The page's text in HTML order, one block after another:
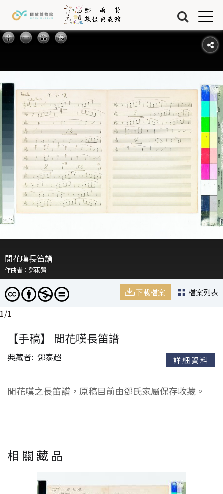
藏品
Jump to Navigation
Jump to Main content
閒花嘆長笛譜
作曲者：鄧雨賢
下載檔案 檔案列表
1/1
【手稿】 閒花嘆長笛譜
典藏者 鄧泰超 詳細資料
閒花嘆之長笛譜，原稿目前由鄧氏家屬保存收藏。
相關藏品